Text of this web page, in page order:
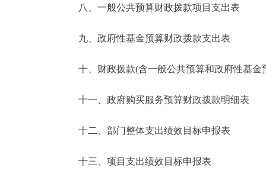
八、一般公共预算财政拨款项目支出表
九、政府性基金预算财政拨款支出表
十、财政拨款(含一般公共预算和政府性基金
十一、政府购买服务预算财政拨款明细表
十二、部门整体支出绩效目标申报表
十三、项目支出绩效目标申报表